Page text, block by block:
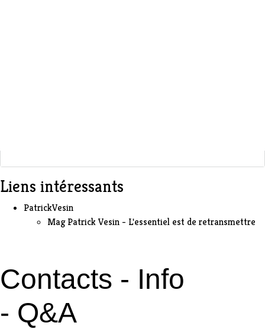
Liens intéressants
PatrickVesin
Mag Patrick Vesin - L'essentiel est de retransmettre
Contacts - Info
- Q&A